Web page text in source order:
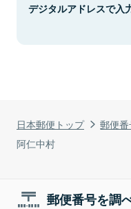
日本郵便トップ 郵便
阿仁中村
デジタルアドレスで入
郵便番号を調